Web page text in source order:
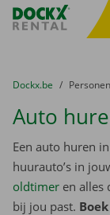
Fratello DEMO
U bevindt zich hier:
van
Dockx.be naar
Auto
Een auto huren
huurauto’s in
oldtimer en alles
bij jou past.